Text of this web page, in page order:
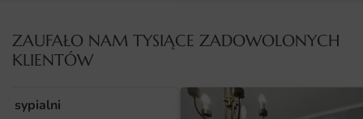
Plakat Kaktus Przy Ścianie to idealna dekoracja do kuchni,
gdzie naturalne elementy często tworzą przyjemną
atmosferę. Może być również doskonałym wyborem do
salonu, sypialni czy biura, wprowadzając do wnętrz
ZAUFAŁO NAM TYSIĄCE ZADOWOLONYCH
KLIENTÓW
sypialni